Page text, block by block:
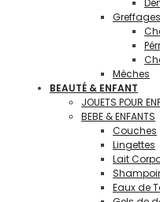
Greffages
Mèches
BEAUTÉ & ENFANT
JOUETS POUR
BEBE & ENFANTS
Couches
Lingettes
Lait
Eaux de